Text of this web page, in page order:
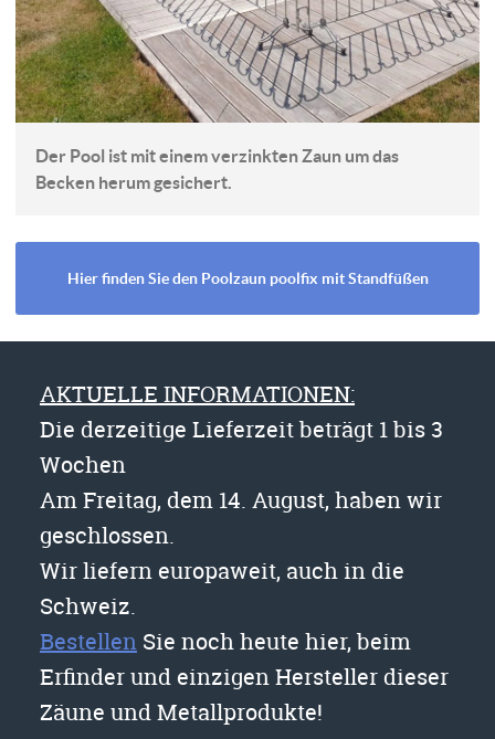
Der Pool ist mit einem verzinkten Zaun um das
Becken herum gesichert.
Hier finden Sie den Poolzaun poolfix mit Standfüßen
AKTUELLE INFORMATIONEN:
Die derzeitige Lieferzeit beträgt 1 bis 3
Wochen
Am Freitag, dem 14. August, haben wir
geschlossen.
Wir liefern europaweit, auch in die
Schweiz.
Bestellen Sie noch heute hier, beim
Erfinder und einzigen Hersteller dieser
Zäune und Metallprodukte!